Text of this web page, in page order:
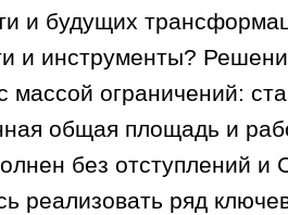
и будущих
и инструменты?
массой ограничений:
общая площадь и
без отступлений
реализовать ряд